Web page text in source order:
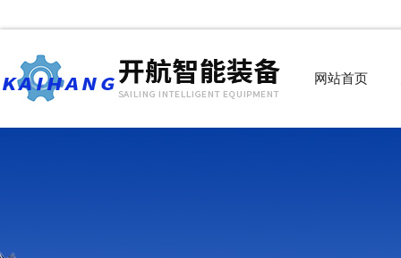
网站首页